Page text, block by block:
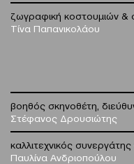
ζωγραφική κοστουμιών &
Τίνα Παπανικολάου
βοηθός σκηνοθέτη,
Στέφανος Δρουσιώτης
καλλιτεχνικός συνεργάτης
Παυλίνα Ανδριοπούλου